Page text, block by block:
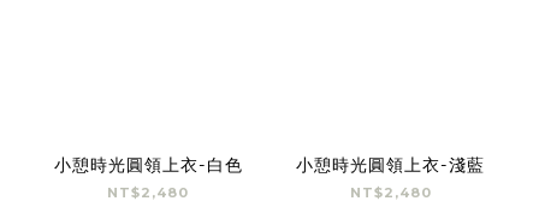
小憩時光圓領上衣-白色
NT$2,480
小憩時光圓領上衣-淺藍
NT$2,480